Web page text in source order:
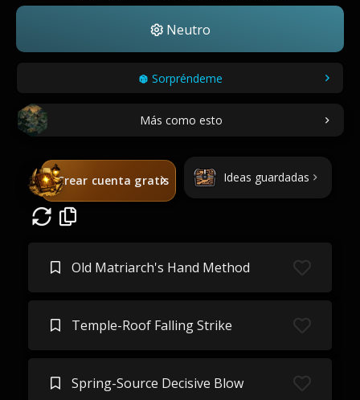
Neutro
Sorpréndeme
Más como esto
Crear cuenta gratis Ideas guardadas
Old Matriarch's Hand Method
Temple-Roof Falling Strike
Spring-Source Decisive Blow